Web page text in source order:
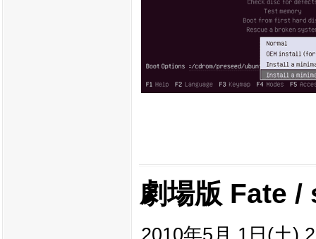
劇場版 Fate